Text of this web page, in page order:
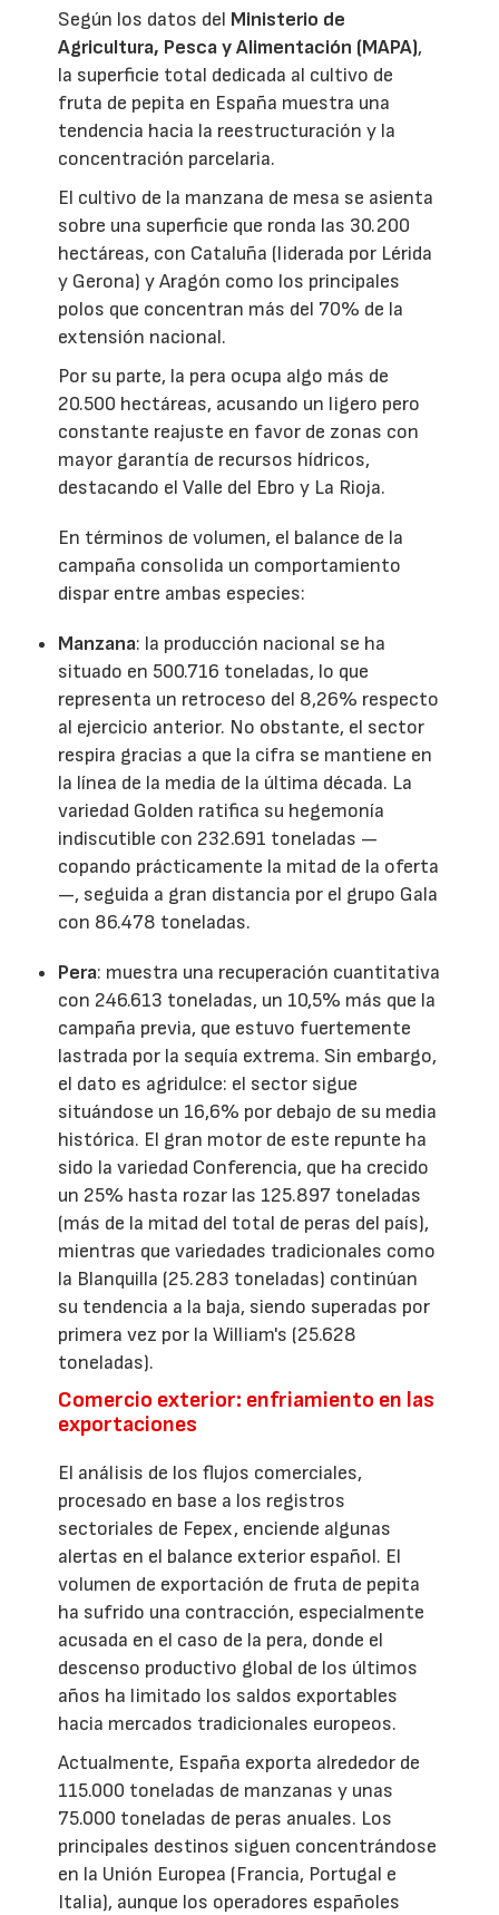
Según los datos del Ministerio de
Agricultura, Pesca y Alimentación (MAPA),
la superficie total dedicada al cultivo de
fruta de pepita en España muestra una
tendencia hacia la reestructuración y la
concentración parcelaria.
El cultivo de la manzana de mesa se asienta
sobre una superficie que ronda las 30.200
hectáreas, con Cataluña (liderada por Lérida
y Gerona) y Aragón como los principales
polos que concentran más del 70% de la
extensión nacional.
Por su parte, la pera ocupa algo más de
20.500 hectáreas, acusando un ligero pero
constante reajuste en favor de zonas con
mayor garantía de recursos hídricos,
destacando el Valle del Ebro y La Rioja.
En términos de volumen, el balance de la
campaña consolida un comportamiento
dispar entre ambas especies:
Manzana: la producción nacional se ha
situado en 500.716 toneladas, lo que
representa un retroceso del 8,26% respecto
al ejercicio anterior. No obstante, el sector
respira gracias a que la cifra se mantiene en
la línea de la media de la última década. La
variedad Golden ratifica su hegemonía
indiscutible con 232.691 toneladas —
copando prácticamente la mitad de la oferta
—, seguida a gran distancia por el grupo Gala
con 86.478 toneladas.
Pera: muestra una recuperación cuantitativa
con 246.613 toneladas, un 10,5% más que la
campaña previa, que estuvo fuertemente
lastrada por la sequía extrema. Sin embargo,
el dato es agridulce: el sector sigue
situándose un 16,6% por debajo de su media
histórica. El gran motor de este repunte ha
sido la variedad Conferencia, que ha crecido
un 25% hasta rozar las 125.897 toneladas
(más de la mitad del total de peras del país),
mientras que variedades tradicionales como
la Blanquilla (25.283 toneladas) continúan
su tendencia a la baja, siendo superadas por
primera vez por la William's (25.628
toneladas).
Comercio exterior: enfriamiento en las
exportaciones
El análisis de los flujos comerciales,
procesado en base a los registros
sectoriales de Fepex, enciende algunas
alertas en el balance exterior español. El
volumen de exportación de fruta de pepita
ha sufrido una contracción, especialmente
acusada en el caso de la pera, donde el
descenso productivo global de los últimos
años ha limitado los saldos exportables
hacia mercados tradicionales europeos.
Actualmente, España exporta alrededor de
115.000 toneladas de manzanas y unas
75.000 toneladas de peras anuales. Los
principales destinos siguen concentrándose
en la Unión Europea (Francia, Portugal e
Italia), aunque los operadores españoles